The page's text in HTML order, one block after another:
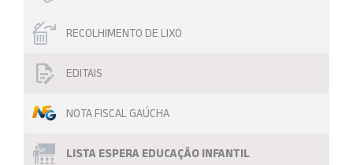
RECOLHIMENTO DE LIXO
EDITAIS
NOTA FISCAL GAÚCHA
LISTA ESPERA EDUCAÇÃO INFANTIL